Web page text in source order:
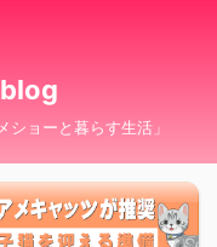
ョーと暮らす生活」